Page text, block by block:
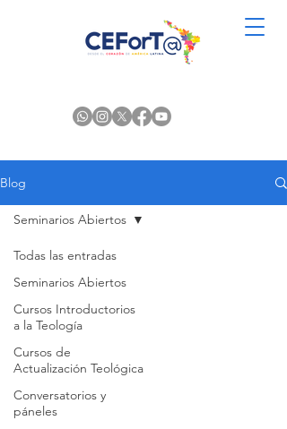
Blog
Todas las entradas
Seminarios Abiertos
Cursos Introductorios
a la Teología
Cursos de
Actualización Teológica
Conversatorios y
páneles
Seminarios Abiertos